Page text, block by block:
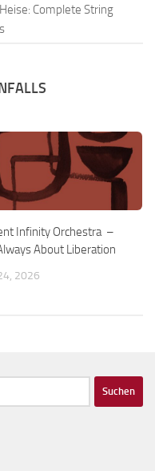
Complete String
Infinity Orchestra –
About Liberation
2026